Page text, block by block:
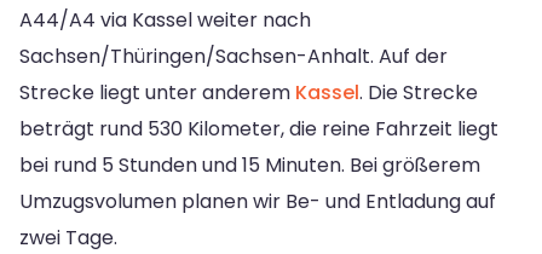
A44/A4 via Kassel weiter nach
Sachsen/Thüringen/Sachsen-Anhalt. Auf der
Strecke liegt unter anderem Kassel. Die Strecke
beträgt rund 530 Kilometer, die reine Fahrzeit liegt
bei rund 5 Stunden und 15 Minuten. Bei größerem
Umzugsvolumen planen wir Be- und Entladung auf
zwei Tage.